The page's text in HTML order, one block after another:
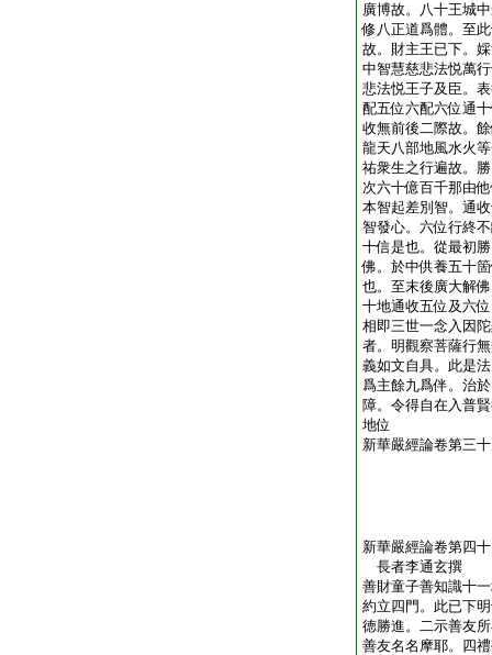
廣博故。八十王城
修八正道爲體。至
故。財主王已下。
中智慧慈悲法悦萬
悲法悦王子及臣。
配五位六配六位通
收無前後二際故。
龍天八部地風水火
祐衆生之行遍故。
次六十億百千那由
本智起差別智。通
智發心。六位行終
十信是也。從最初
佛。於中供養五十
也。至末後廣大解
十地通收五位及六
相即三世一念入因
者。明觀察菩薩行
義如文自具。此是
爲主餘九爲伴。治
障。令得自在入普
地位
新華嚴經論卷第三
新華嚴經論卷第四十
長者李通玄撰
善財童子善知識十
約立四門。此已下
徳勝進。二示善友
善友名名摩耶。四